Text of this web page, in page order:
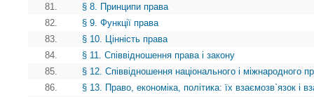
81.
§ 8. Принципи права
82.
§ 9. Функції права
83.
§ 10. Цінність права
84.
§ 11. Співвідношення права і закону
85.
§ 12. Співвідношення національного і міжнародного
86.
§ 13. Право, економіка, політика: їх взаємозв`язок і